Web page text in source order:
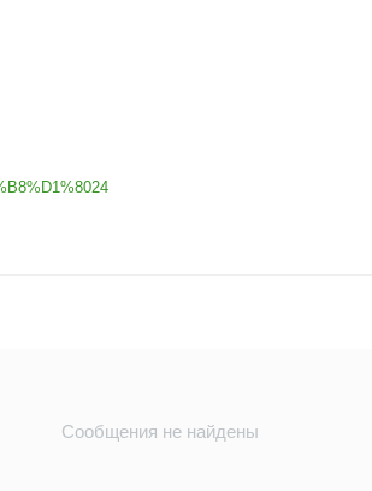
Сообщения не найдены